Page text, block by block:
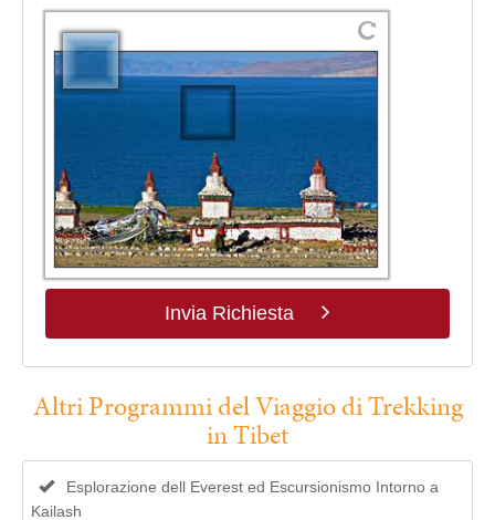
Invia Richiesta
Altri Programmi del Viaggio di Trekking
in Tibet
Esplorazione dell Everest ed Escursionismo Intorno a
Kailash